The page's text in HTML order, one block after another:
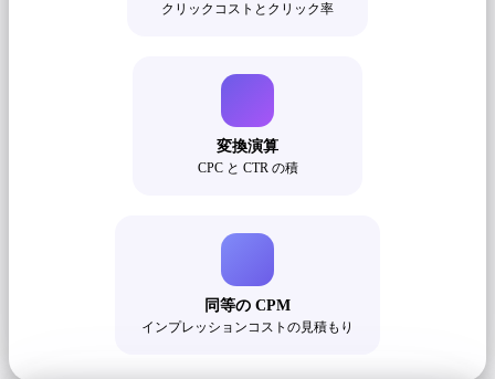
クリックコストとクリック率
変換演算
CPC と CTR の積
同等の CPM
インプレッションコストの見積もり